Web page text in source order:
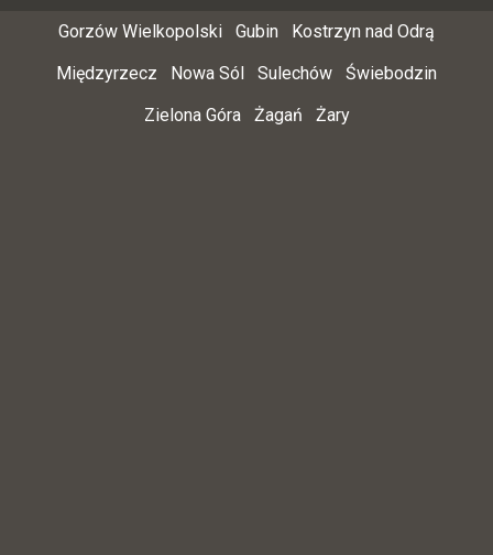
Gorzów Wielkopolski Gubin
Kostrzyn nad Odrą
Międzyrzecz
Nowa Sól Sulechów
Świebodzin
Zielona Góra
Żagań Żary